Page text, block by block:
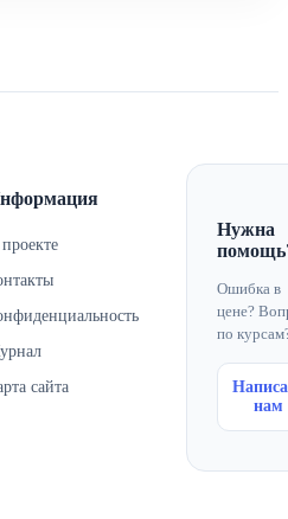
сайта
Нужна
Ошибка в
цене?
по
нам